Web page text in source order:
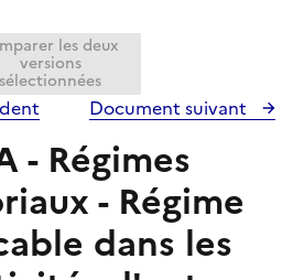
les deux
versions
sélectionnées
Document suivant
- Régimes
- Régime
dans les